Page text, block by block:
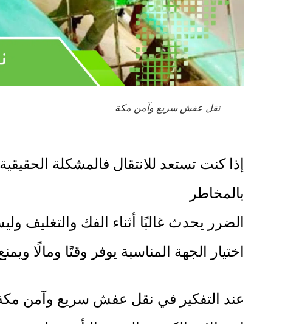
نقل عفش سريع وآمن مكة
إذا كنت تستعد للانتقال فالمشكلة
بالمخاطر
الضرر يحدث غالبًا أثناء الفك والتغليف
اختيار الجهة المناسبة يوفر وقتًا ومالًا
عند التفكير في نقل عفش سريع وآمن